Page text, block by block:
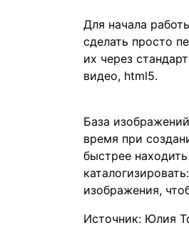
Для начала
сделать просто
их через
видео, html5.
База
время при
быстрее
изображения,
Источник: Юлия